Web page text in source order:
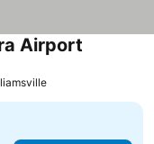
sehen
Airport